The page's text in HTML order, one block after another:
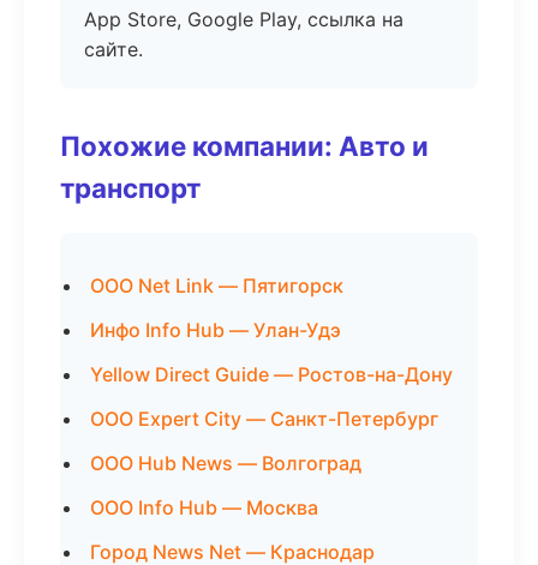
App Store, Google Play, ссылка на
сайте.
Похожие компании: Авто и
транспорт
ООО Net Link — Пятигорск
Инфо Info Hub — Улан-Удэ
Yellow Direct Guide — Ростов-на-Дону
ООО Expert City — Санкт-Петербург
ООО Hub News — Волгоград
ООО Info Hub — Москва
Город News Net — Краснодар